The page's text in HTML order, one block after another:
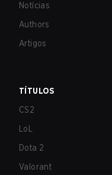
Notícias
Authors
Artigos
TÍTULOS
CS2
LoL
Dota 2
Valorant